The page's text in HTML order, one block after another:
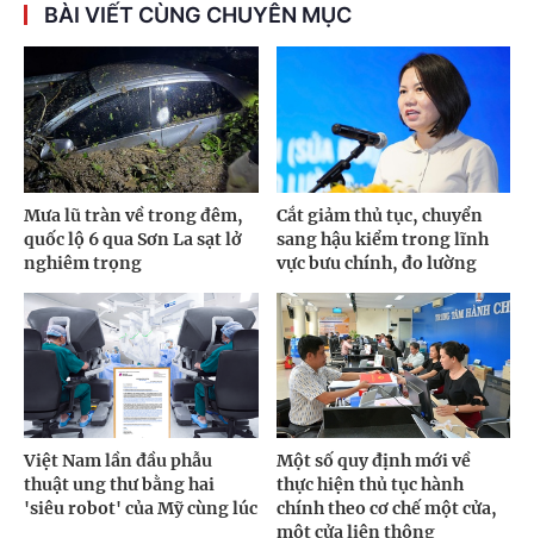
BÀI VIẾT CÙNG CHUYÊN MỤC
Mưa lũ tràn về trong đêm,
quốc lộ 6 qua Sơn La sạt lở
nghiêm trọng
Cắt giảm thủ tục, chuyển
sang hậu kiểm trong lĩnh
vực bưu chính, đo lường
Việt Nam lần đầu phẫu
thuật ung thư bằng hai
'siêu robot' của Mỹ cùng lúc
Một số quy định mới về
thực hiện thủ tục hành
chính theo cơ chế một cửa,
một cửa liên thông